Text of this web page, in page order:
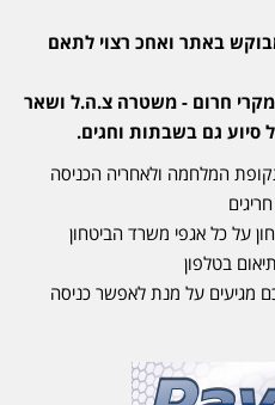
באתר ואחכ רצוי לתאם
מקרי חרום - משטרה צ.ה.ל ושאר
סיוע גם בשבתות וחגים.
המלחמה ולאחריה הכניסה
על כל אגפי משרד הביטחון
בטלפון
מגיעים על מנת לאפשר כניסה